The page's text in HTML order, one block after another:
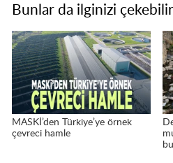
Bunlar da ilginizi çekebilir
MASKİ’den Türkiye’ye örnek
çevreci hamle